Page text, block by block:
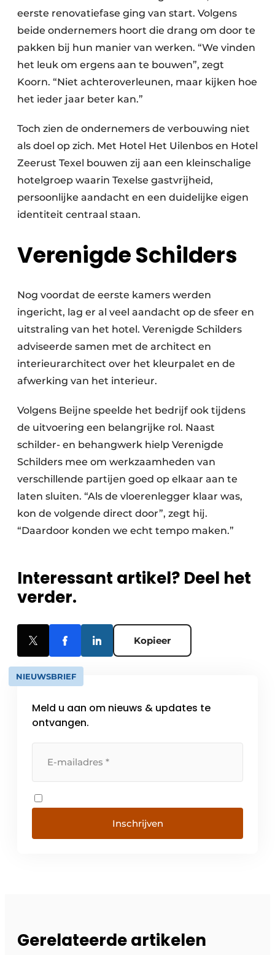
eerste renovatiefase ging van start. Volgens
beide ondernemers hoort die drang om door te
pakken bij hun manier van werken. “We vinden
het leuk om ergens aan te bouwen”, zegt
Koorn. “Niet achteroverleunen, maar kijken hoe
het ieder jaar beter kan.”
Toch zien de ondernemers de verbouwing niet
als doel op zich. Met Hotel Het Uilenbos en Hotel
Zeerust Texel bouwen zij aan een kleinschalige
hotelgroep waarin Texelse gastvrijheid,
persoonlijke aandacht en een duidelijke eigen
identiteit centraal staan.
Verenigde Schilders
Nog voordat de eerste kamers werden
ingericht, lag er al veel aandacht op de sfeer en
uitstraling van het hotel. Verenigde Schilders
adviseerde samen met de architect en
interieurarchitect over het kleurpalet en de
afwerking van het interieur.
Volgens Beijne speelde het bedrijf ook tijdens
de uitvoering een belangrijke rol. Naast
schilder- en behangwerk hielp Verenigde
Schilders mee om werkzaamheden van
verschillende partijen goed op elkaar aan te
laten sluiten. “Als de vloerenlegger klaar was,
kon de volgende direct door”, zegt hij.
“Daardoor konden we echt tempo maken.”
Interessant artikel? Deel het
verder.
Kopieer
NIEUWSBRIEF
Meld u aan om nieuws & updates te
ontvangen.
Inschrijven
Gerelateerde artikelen